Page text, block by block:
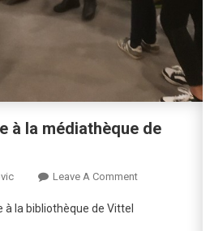
à la médiathèque de
Leave A CommentOn
la bibliothèque de Vittel